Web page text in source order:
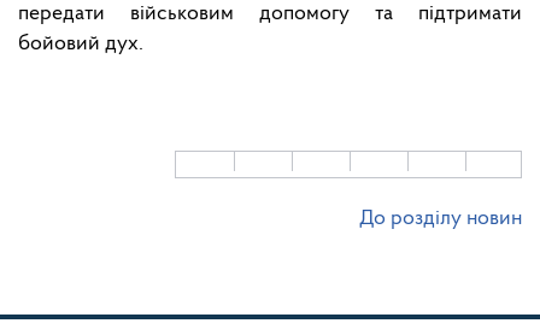
передати військовим допомогу та підтримати
бойовий дух.
До розділу новин